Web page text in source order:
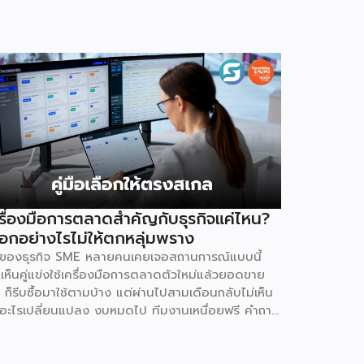
องมือการตลาดสำคัญกับธุรกิจแค่ไหน?
กอย่างไรไม่ให้ตกหลุ่มพราง
ของธุรกิจ SME หลายคนเคยเจอสถานการณ์แบบนี้
ห็นคู่แข่งใช้เครื่องมือการตลาดตัวใหม่แล้วยอดขาย
รีบซื้อมาใช้ตามบ้าง แต่ผ่านไปสามเดือนกลับไม่เห็น
ะไรเปลี่ยนแปลง งบหมดไป ทีมงานเหนื่อยฟรี คำถาม